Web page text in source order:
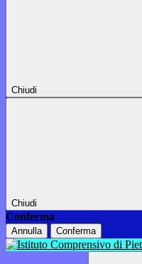
Chiudi
Chiudi
Conferma
Annulla Conferma